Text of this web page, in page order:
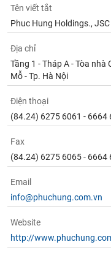
Tên viết tắt
Phuc Hung Holdings., JSC
Địa chỉ
Tầng 1 - Tháp A - Tòa
Mỗ - Tp. Hà Nội
Điện thoại
(84.24) 6275 6061 -
Fax
(84.24) 6275 6065 - 6664
Email
info@phuchung.com.vn
Website
http://